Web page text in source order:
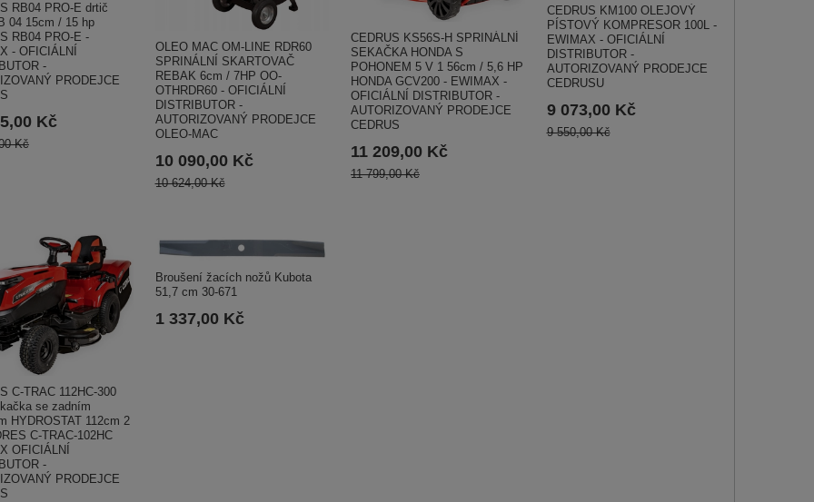
RB04 PRO-E drtič
04 15cm / 15 hp
RB04 PRO-E -
- OFICIÁLNÍ
-
PRODEJCE
Kč
Kč
OLEO MAC OM-LINE RDR60
SPRINÁLNÍ SKARTOVAČ
REBAK 6cm / 7HP OO-
OTHRDR60 - OFICIÁLNÍ
DISTRIBUTOR -
AUTORIZOVANÝ PRODEJCE
OLEO-MAC
10 090,00 Kč
10 624,00 Kč
CEDRUS KS56S-H SPRINÁLNÍ
SEKAČKA HONDA S
POHONEM 5 V 1 56cm / 5,6 HP
HONDA GCV200 - EWIMAX -
OFICIÁLNÍ DISTRIBUTOR -
AUTORIZOVANÝ PRODEJCE
CEDRUS
11 209,00 Kč
11 799,00 Kč
CEDRUS KM100 OLEJOVÝ
PÍSTOVÝ KOMPRESOR 100L -
EWIMAX - OFICIÁLNÍ
DISTRIBUTOR -
AUTORIZOVANÝ PRODEJCE
CEDRUSU
9 073,00 Kč
9 550,00 Kč
C-TRAC 112HC-300
se zadním
HYDROSTAT 112cm 2
C-TRAC-102HC
OFICIÁLNÍ
-
PRODEJCE
Broušení žacích nožů Kubota
51,7 cm 30-671
1 337,00 Kč